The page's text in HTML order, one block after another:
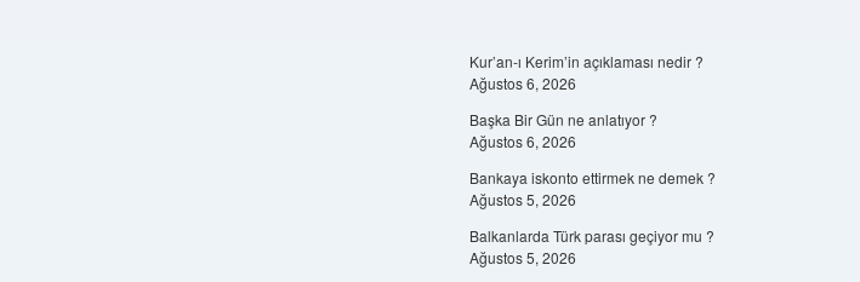
Kur’an-ı Kerim’in açıklaması nedir ?
Ağustos 6, 2026
Başka Bir Gün ne anlatıyor ?
Ağustos 6, 2026
Bankaya iskonto ettirmek ne demek ?
Ağustos 5, 2026
Balkanlarda Türk parası geçiyor mu ?
Ağustos 5, 2026